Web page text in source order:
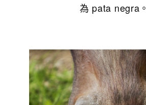
為 pata negra。